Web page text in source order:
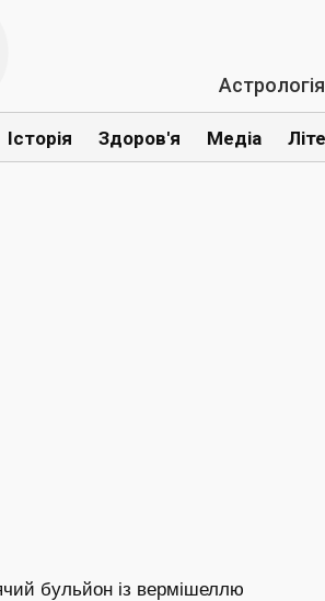
Астрологія
Історія Здоров'я Медіа
бульйон із вермішеллю